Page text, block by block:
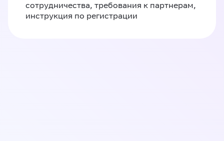
сотрудничества, требования к партнерам,
инструкция по регистрации